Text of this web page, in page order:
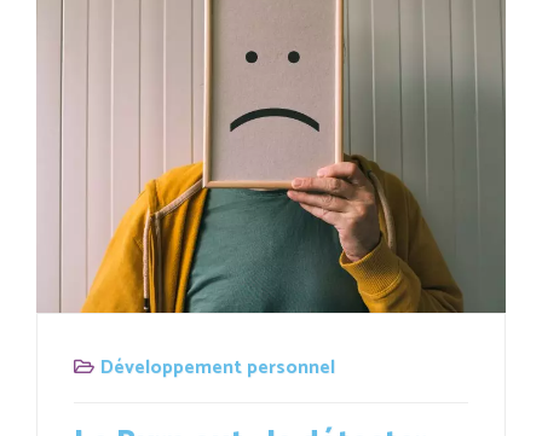
Développement personnel